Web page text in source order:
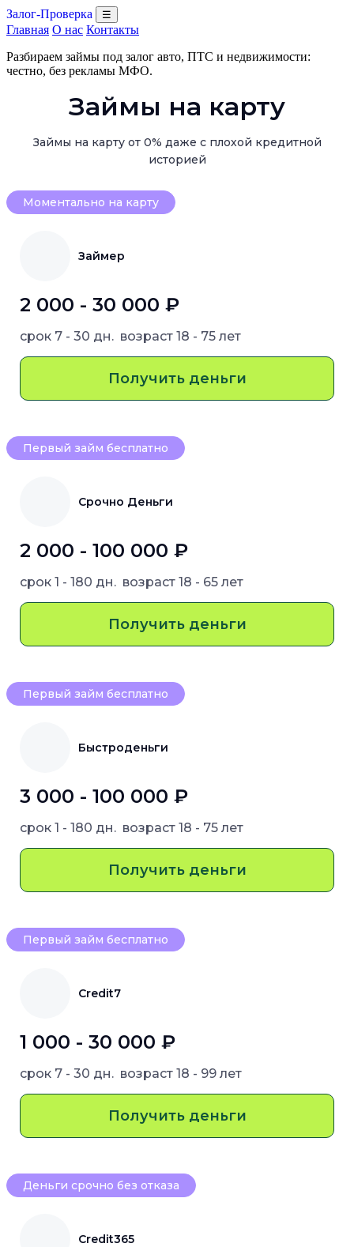
Залог-Проверка ☰
Главная О нас Контакты
Разбираем займы под залог авто, ПТС и недвижимости:
честно, без рекламы МФО.
Займы на карту
Займы на карту от 0% даже с плохой кредитной
историей
Моментально на карту
Займер
2 000 - 30 000 ₽
срок 7 - 30 дн. возраст 18 - 75 лет
Получить деньги
Первый займ бесплатно
Срочно Деньги
2 000 - 100 000 ₽
срок 1 - 180 дн. возраст 18 - 65 лет
Получить деньги
Первый займ бесплатно
Быстроденьги
3 000 - 100 000 ₽
срок 1 - 180 дн. возраст 18 - 75 лет
Получить деньги
Первый займ бесплатно
Credit7
1 000 - 30 000 ₽
срок 7 - 30 дн. возраст 18 - 99 лет
Получить деньги
Деньги срочно без отказа
Credit365